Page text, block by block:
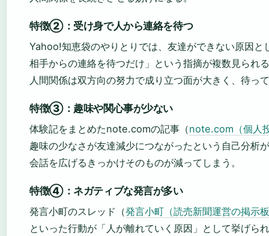
特徴②：受け身で人から連絡を待つ
Yahoo!知恵袋のやりとりでは、友達ができない原因と
相手からの連絡を待つだけ」という指摘が複数見られ
人間関係は双方向の努力で成り立つ面が大きく、待っ
特徴③：趣味や関心事が少ない
体験記をまとめたnote.comの記事（note.com（個人
趣味の少なさが友達減少につながったという自己分析
会話を広げるきっかけそのものが減ってしまう。
特徴④：ネガティブな発言が多い
発言小町のスレッド（発言小町（読売新聞運営の掲示
といった行動が「人が離れていく原因」として挙げら